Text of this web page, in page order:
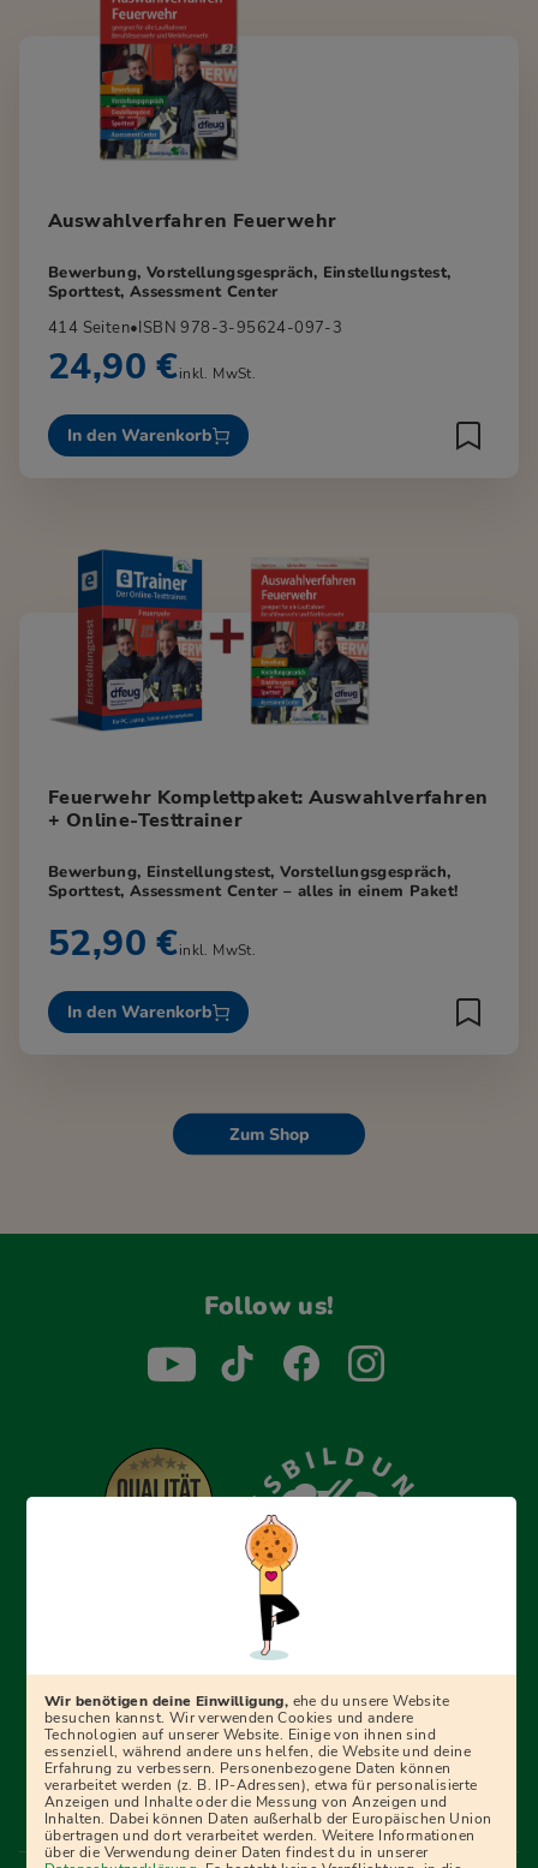
Auswahlverfahren Feuerwehr
Bewerbung, Vorstellungsgespräch, Einstellungstest,
Sporttest, Assessment Center
414 Seiten•ISBN 978-3-95624-097-3
24,90 €inkl. MwSt.
In den Warenkorb
Feuerwehr Komplettpaket: Auswahlverfahren
+ Online-Testtrainer
Bewerbung, Einstellungstest, Vorstellungsgespräch,
Sporttest, Assessment Center – alles in einem Paket!
52,90 €inkl. MwSt.
In den Warenkorb
Zum Shop
Follow us!
Erfolgreich bewerben mit Ausbildungspark: Wir
begleiten dich Schritt für Schritt bei deinem Start in den
Ratgebern und Prüfungspaketen, interaktiven
Videokursen und vielem mehr. Für alle, die was werden
wollen!
Menü Fußleiste
Wir benötigen deine Einwilligung, ehe du unsere Website
besuchen kannst. Wir verwenden Cookies und andere
Technologien auf unserer Website. Einige von ihnen sind
essenziell, während andere uns helfen, die Website und deine
Erfahrung zu verbessern. Personenbezogene Daten können
verarbeitet werden (z. B. IP-Adressen), etwa für personalisierte
Anzeigen und Inhalte oder die Messung von Anzeigen und
Inhalten. Dabei können Daten außerhalb der Europäischen Union
übertragen und dort verarbeitet werden. Weitere Informationen
über die Verwendung deiner Daten findest du in unserer